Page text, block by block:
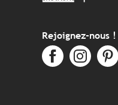
Rejoignez-nous !